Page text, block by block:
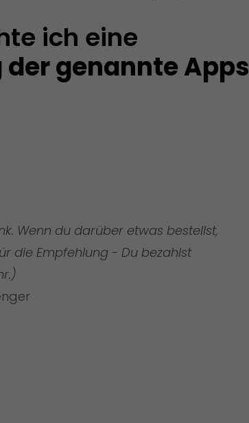
genannte Apps
Wenn du darüber etwas bestellst,
die Empfehlung - Du bezahlst